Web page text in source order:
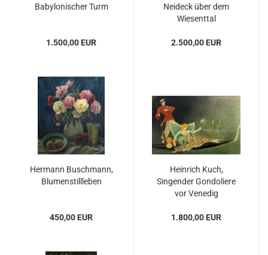
Babylonischer Turm
1.500,00 EUR
Neideck über dem
Wiesenttal
2.500,00 EUR
Hermann Buschmann,
Blumenstillleben
450,00 EUR
Heinrich Kuch,
Singender Gondoliere
vor Venedig
1.800,00 EUR